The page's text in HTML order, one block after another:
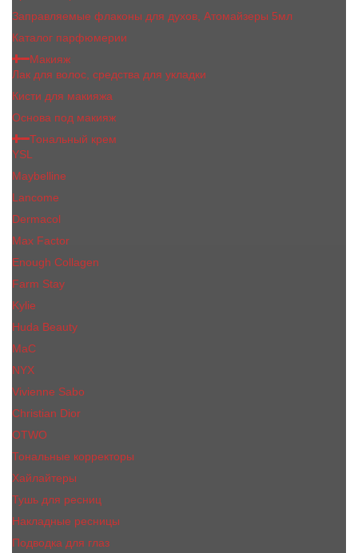
Заправляемые флаконы для духов, Атомайзеры 5мл
Каталог парфюмерии
Макияж
Лак для волос, средства для укладки
Кисти для макияжа
Основа под макияж
Тональный крем
YSL
Maybelline
Lancome
Dermacol
Max Factor
Enough Collagen
Farm Stay
Kylie
Huda Beauty
МаС
NYX
Vivienne Sabo
Сhristiаn Diоr
OTWO
Тональные корректоры
Хайлайтеры
Тушь для ресниц
Накладные ресницы
Подводка для глаз